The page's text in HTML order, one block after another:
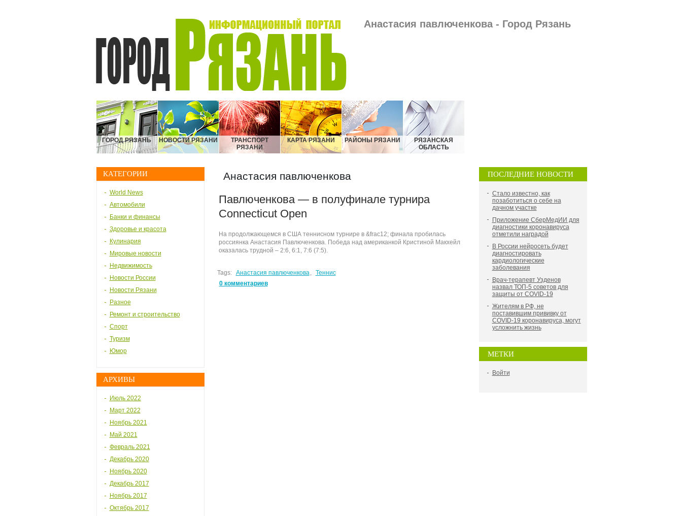
Анастасия павлюченкова - Город Рязань
ГОРОД РЯЗАНЬ НОВОСТИ РЯЗАНИ
ТРАНСПОРТ
РЯЗАНИ
КАРТА РЯЗАНИ РАЙОНЫ РЯЗАНИ
РЯЗАНСКАЯ
ОБЛАСТЬ
КАТЕГОРИИ
World News
Автомобили
Банки и финансы
Здоровье и красота
Кулинария
Мировые новости
Недвижимость
Новости России
Новости Рязани
Разное
Ремонт и строительство
Спорт
Туризм
Юмор
АРХИВЫ
Июль 2022
Март 2022
Ноябрь 2021
Май 2021
Февраль 2021
Декабрь 2020
Ноябрь 2020
Декабрь 2017
Ноябрь 2017
Октябрь 2017
ПОСЛЕДНИЕ НОВОСТИ
Стало известно, как
позаботиться о себе на
дачном участке
Приложение СберМедИИ для
диагностики коронавируса
отметили наградой
В России нейросеть будет
диагностировать
кардиологические
заболевания
Врач-терапевт Узденов
назвал ТОП-5 советов для
защиты от COVID-19
Жителям в РФ, не
поставившим прививку от
COVID-19 коронавируса, могут
усложнить жизнь
МЕТКИ
Войти
Анастасия павлюченкова
Павлюченкова — в полуфинале турнира
Connecticut Open
На продолжающемся в США теннисном турнире в &frac12; финала пробилась
россиянка Анастасия Павлюченкова. Победа над американкой Кристиной Макхейл
оказалась трудной – 2:6, 6:1, 7:6 (7:5).
Tags: Анастасия павлюченкова, Теннис
0 комментариев